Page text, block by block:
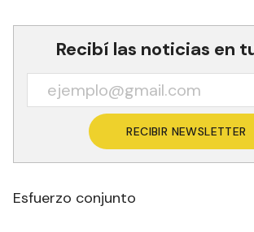
Recibí las noticias en
RECIBIR NEWSLETTER
Esfuerzo conjunto